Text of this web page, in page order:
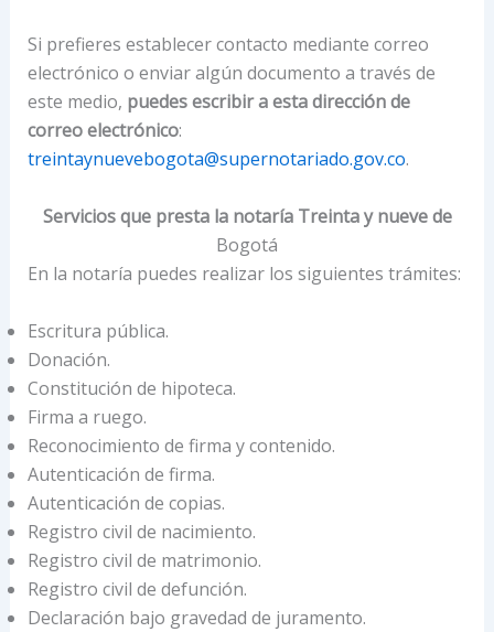
Si prefieres establecer contacto mediante correo
electrónico o enviar algún documento a través de
este medio, puedes escribir a esta dirección de
correo electrónico:
treintaynuevebogota@supernotariado.gov.co.
Servicios que presta la notaría Treinta y nueve de
Bogotá
En la notaría puedes realizar los siguientes trámites:
Escritura pública.
Donación.
Constitución de hipoteca.
Firma a ruego.
Reconocimiento de firma y contenido.
Autenticación de firma.
Autenticación de copias.
Registro civil de nacimiento.
Registro civil de matrimonio.
Registro civil de defunción.
Declaración bajo gravedad de juramento.